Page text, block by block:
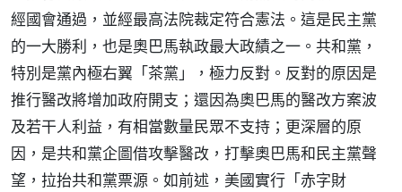
經國會通過，並經最高法院裁定符合憲法。這是民主黨
的一大勝利，也是奧巴馬執政最大政績之一。共和黨，
特別是黨內極右翼「茶黨」，極力反對。反對的原因是
推行醫改將增加政府開支；還因為奧巴馬的醫改方案波
及若干人利益，有相當數量民眾不支持；更深層的原
因，是共和黨企圖借攻擊醫改，打擊奧巴馬和民主黨聲
望，拉抬共和黨票源。如前述，美國實行「赤字財